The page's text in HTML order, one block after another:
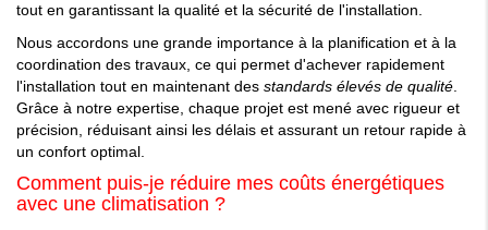
tout en garantissant la qualité et la sécurité de l'installation.
Nous accordons une grande importance à la planification et à la
coordination des travaux, ce qui permet d'achever rapidement
l'installation tout en maintenant des standards élevés de qualité.
Grâce à notre expertise, chaque projet est mené avec rigueur et
précision, réduisant ainsi les délais et assurant un retour rapide à
un confort optimal.
Comment puis-je réduire mes coûts énergétiques
avec une climatisation ?